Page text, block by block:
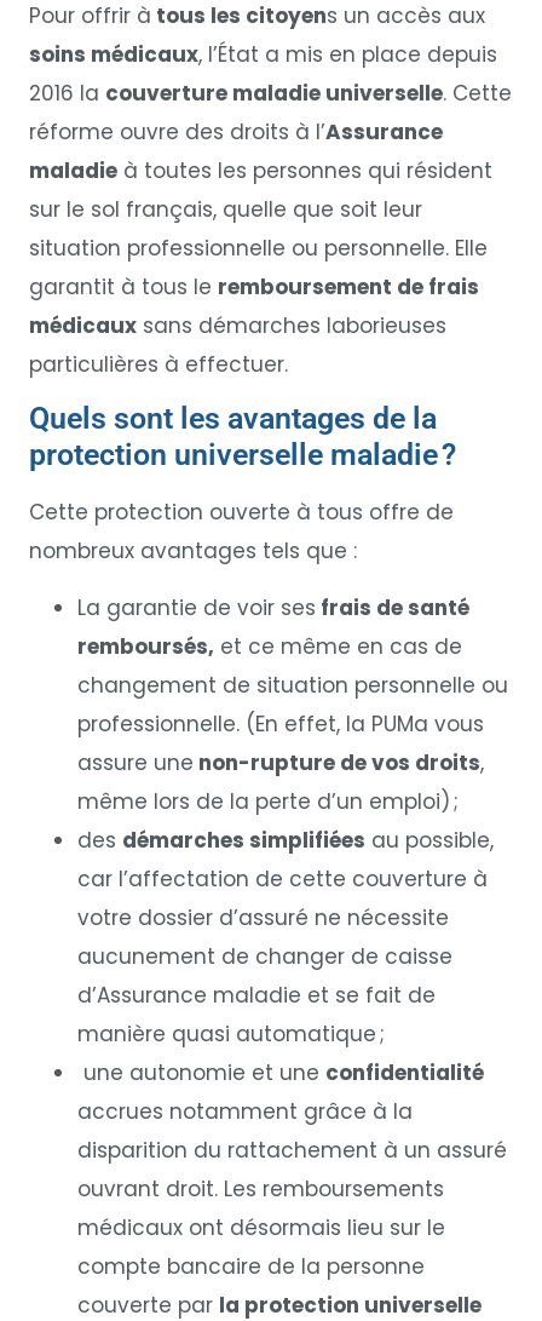
Pour offrir à tous les citoyens un accès aux
soins médicaux, l’État a mis en place depuis
2016 la couverture maladie universelle. Cette
réforme ouvre des droits à l’Assurance
maladieà toutes les personnes qui résident
sur le sol français, quelle que soit leur
situation professionnelle ou personnelle. Elle
garantit à tous le remboursement de frais
médicauxsans démarches laborieuses
particulières à effectuer.
Quels sont les avantages de la
protection universelle maladie ?
Cette protection ouverte à tous offre de
nombreux avantages tels que :
La garantie de voir ses frais de santé
remboursés, et ce même en cas de
changement de situation personnelle ou
professionnelle. (En effet, la PUMa vous
assure une non-rupture de vos droits,
même lors de la perte d’un emploi) ;
des démarches simplifiées au possible,
car l’affectation de cette couverture à
votre dossier d’assuré ne nécessite
aucunement de changer de caisse
d’Assurance maladie et se fait de
manière quasi automatique ;
une autonomie et une confidentialité
accrues notamment grâce à la
disparition du rattachement à un assuré
ouvrant droit. Les remboursements
médicaux ont désormais lieu sur le
compte bancaire de la personne
couverte par la protection universelle